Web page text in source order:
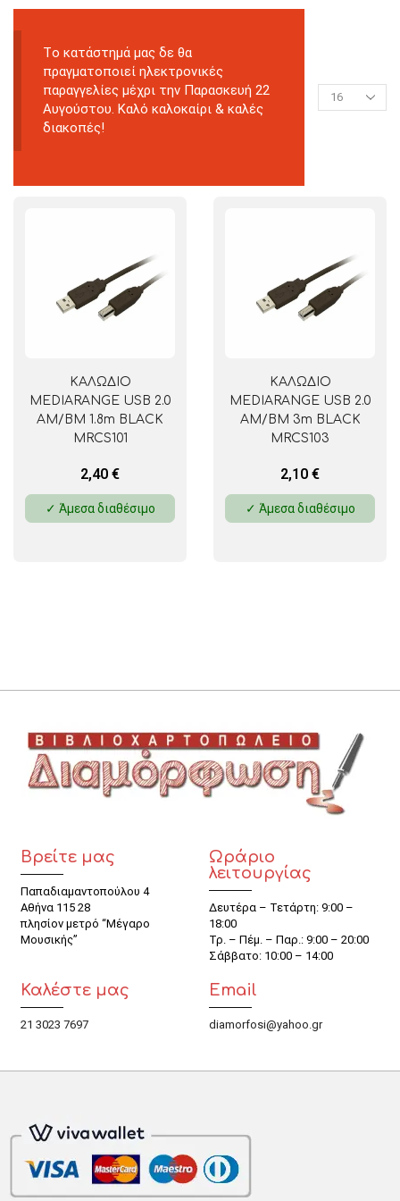
Tο κατάστημά μας δε θα
πραγματοποιεί ηλεκτρονικές
παραγγελίες μέχρι την Παρασκευή 22
Αυγούστου. Καλό καλοκαίρι & καλές
διακοπές!
ΚΑΛΩΔΙΟ
MEDIARANGE USB 2.0
AM/BM 1.8m BLACK
MRCS101
2,40 €
✓ Άμεσα διαθέσιμο
ΚΑΛΩΔΙΟ
MEDIARANGE USB 2.0
AM/BM 3m BLACK
MRCS103
2,10 €
✓ Άμεσα διαθέσιμο
Βρείτε μας
Παπαδιαμαντοπούλου 4
Αθήνα 115 28
πλησίον μετρό “Μέγαρο
Μουσικής”
Ωράριο
λειτουργίας
Δευτέρα – Τετάρτη: 9:00 –
18:00
Τρ. – Πέμ. – Παρ.: 9:00 – 20:00
Σάββατο: 10:00 – 14:00
Καλέστε μας
21 3023 7697
Email
diamorfosi@yahoo.gr